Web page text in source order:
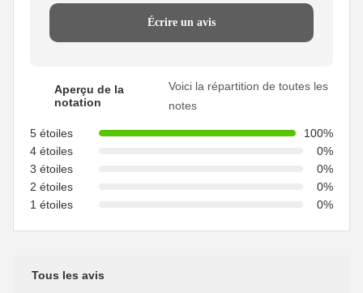
Écrire un avis
Aperçu de la
notation
Voici la répartition de toutes les
notes
5 étoiles
100%
4 étoiles
0%
3 étoiles
0%
2 étoiles
0%
1 étoiles
0%
Tous les avis